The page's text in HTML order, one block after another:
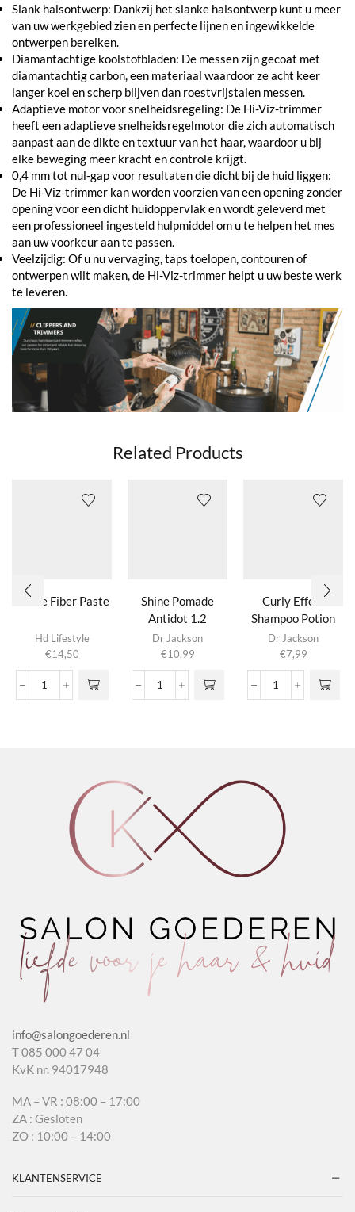
Slank halsontwerp: Dankzij het slanke halsontwerp kunt u meer
van uw werkgebied zien en perfecte lijnen en ingewikkelde
ontwerpen bereiken.
Diamantachtige koolstofbladen: De messen zijn gecoat met
diamantachtig carbon, een materiaal waardoor ze acht keer
langer koel en scherp blijven dan roestvrijstalen messen.
Adaptieve motor voor snelheidsregeling: De Hi-Viz-trimmer
heeft een adaptieve snelheidsregelmotor die zich automatisch
aanpast aan de dikte en textuur van het haar, waardoor u bij
elke beweging meer kracht en controle krijgt.
0,4 mm tot nul-gap voor resultaten die dicht bij de huid liggen:
De Hi-Viz-trimmer kan worden voorzien van een opening zonder
opening voor een dicht huidoppervlak en wordt geleverd met
een professioneel ingesteld hulpmiddel om u te helpen het mes
aan uw voorkeur aan te passen.
Veelzijdig: Of u nu vervaging, taps toelopen, contouren of
ontwerpen wilt maken, de Hi-Viz-trimmer helpt u uw beste werk
te leveren.
Related Products
Matte Fiber Paste
Hd Lifestyle
€14,50
Matte
Shine Pomade
Antidot 1.2
Dr Jackson
€10,99
Shine
Curly Effect
Shampoo Potion
2.0
Dr Jackson
€7,99
Curly
info@salongoederen.nl
T 085 000 47 04
KvK nr. 94017948
MA – VR : 08:00 – 17:00
ZA : Gesloten
ZO : 10:00 – 14:00
KLANTENSERVICE